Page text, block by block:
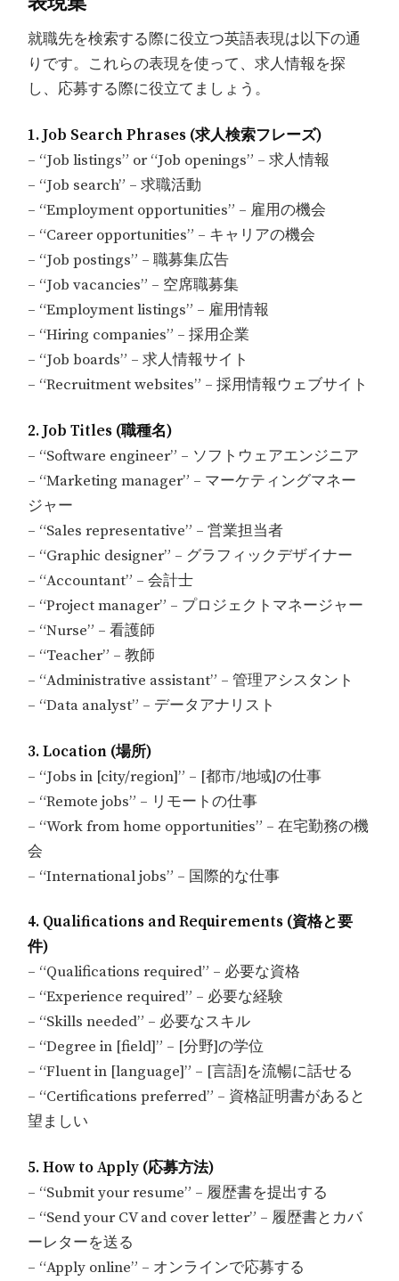
就職先を検索する際に役立つ英語表現は以下の通
りです。これらの表現を使って、求人情報を探
し、応募する際に役立てましょう。
1. Job Search Phrases (求人検索フレーズ)
– “Job listings” or “Job openings” – 求人情報
– “Job search” – 求職活動
– “Employment opportunities” – 雇用の機会
– “Career opportunities” – キャリアの機会
– “Job postings” – 職募集広告
– “Job vacancies” – 空席職募集
– “Employment listings” – 雇用情報
– “Hiring companies” – 採用企業
– “Job boards” – 求人情報サイト
– “Recruitment websites” – 採用情報ウェブサイト
2. Job Titles (職種名)
– “Software engineer” – ソフトウェアエンジニア
– “Marketing manager” – マーケティングマネー
ジャー
– “Sales representative” – 営業担当者
– “Graphic designer” – グラフィックデザイナー
– “Accountant” – 会計士
– “Project manager” – プロジェクトマネージャー
– “Nurse” – 看護師
– “Teacher” – 教師
– “Administrative assistant” – 管理アシスタント
– “Data analyst” – データアナリスト
3. Location (場所)
– “Jobs in [city/region]” – [都市/地域]の仕事
– “Remote jobs” – リモートの仕事
– “Work from home opportunities” – 在宅勤務の機
会
– “International jobs” – 国際的な仕事
4. Qualifications and Requirements (資格と要
件)
– “Qualifications required” – 必要な資格
– “Experience required” – 必要な経験
– “Skills needed” – 必要なスキル
– “Degree in [field]” – [分野]の学位
– “Fluent in [language]” – [言語]を流暢に話せる
– “Certifications preferred” – 資格証明書があると
望ましい
5. How to Apply (応募方法)
– “Submit your resume” – 履歴書を提出する
– “Send your CV and cover letter” – 履歴書とカバ
ーレターを送る
– “Apply online” – オンラインで応募する